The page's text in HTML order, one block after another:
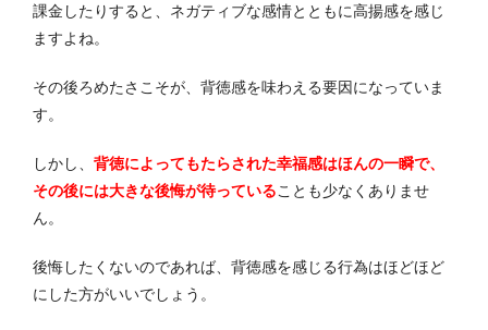
課金したりすると、ネガティブな感情とともに高揚感を感じ
ますよね。
その後ろめたさこそが、背徳感を味わえる要因になっていま
す。
しかし、 背徳によってもたらされた幸福感はほんの一瞬で、
その後には大きな後悔が待っていることも少なくありませ
ん。
後悔したくないのであれば、背徳感を感じる行為はほどほど
にした方がいいでしょう。